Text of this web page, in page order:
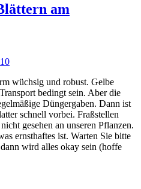
am
wüchsig und robust. Gelbe
bedingt sein. Aber die
Düngergaben. Dann ist
schnell vorbei. Fraßstellen
gesehen an unseren Pflanzen.
ernsthaftes ist. Warten Sie bitte
wird alles okay sein (hoffe